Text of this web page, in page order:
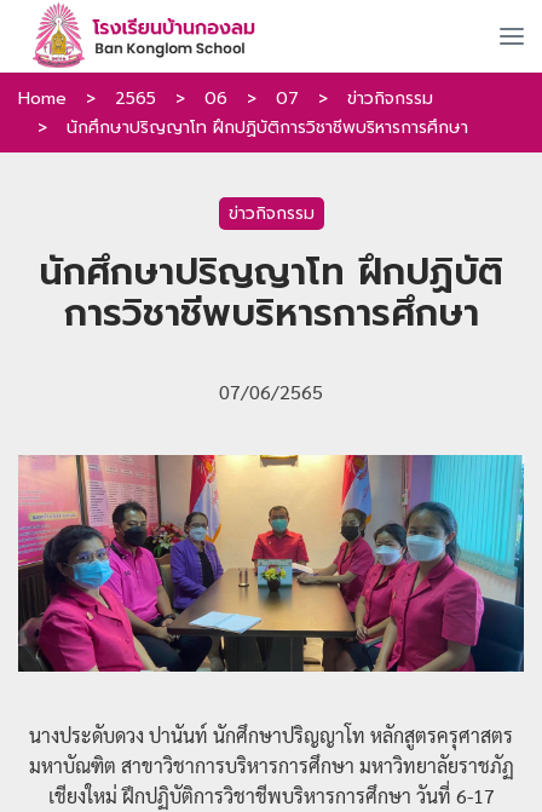
Home > 2565 > 06 > 07 >
ข่าวกิจกรรม
>
นักศึกษาปริญญาโท ฝึกปฏิบัติการวิชาชีพบริหารการศึกษา
ข่าวกิจกรรม
นักศึกษาปริญญาโท ฝึกปฏิบัติ
การวิชาชีพบริหารการศึกษา
07/06/2565
นางประดับดวง ปานันท์ นักศึกษาปริญญาโท หลักสูตรครุศาสตร
มหาบัณฑิต สาขาวิชาการบริหารการศึกษา มหาวิทยาลัยราชภัฏ
เชียงใหม่ ฝึกปฏิบัติการวิชาชีพบริหารการศึกษา วันที่ 6-17